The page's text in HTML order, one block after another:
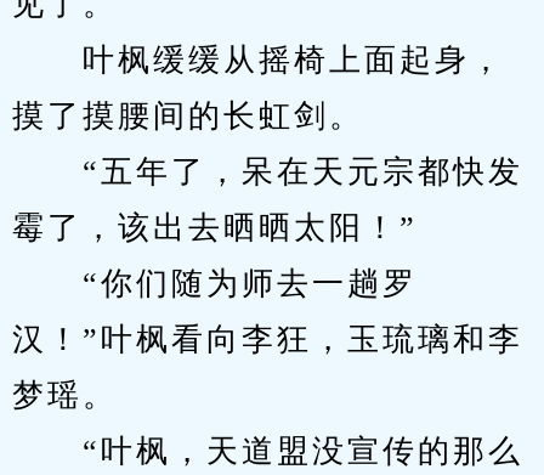
叶枫缓缓从摇椅上面起身，
摸了摸腰间的长虹剑。
“五年了，呆在天元宗都快发
霉了，该出去晒晒太阳！”
“你们随为师去一趟罗
汉！”叶枫看向李狂，玉琉璃和李
梦瑶。
“叶枫，天道盟没宣传的那么